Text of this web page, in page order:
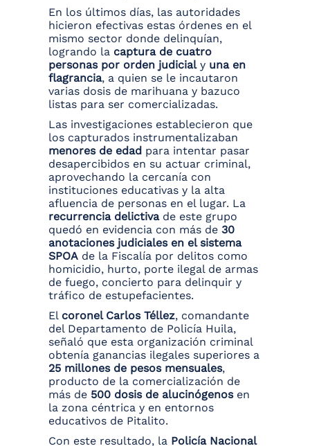
En los últimos días, las autoridades
hicieron efectivas estas órdenes en el
mismo sector donde delinquían,
logrando la captura de cuatro
personas por orden judicialy una en
flagrancia, a quien se le incautaron
varias dosis de marihuana y bazuco
listas para ser comercializadas.
Las investigaciones establecieron que
los capturados instrumentalizaban
menores de edad para intentar pasar
desapercibidos en su actuar criminal,
aprovechando la cercanía con
instituciones educativas y la alta
afluencia de personas en el lugar. La
recurrencia delictivade este grupo
quedó en evidencia con más de 30
anotaciones judiciales en el sistema
SPOA de la Fiscalía por delitos como
homicidio, hurto, porte ilegal de armas
de fuego, concierto para delinquir y
tráfico de estupefacientes.
El coronel Carlos Téllez, comandante
del Departamento de Policía Huila,
señaló que esta organización criminal
obtenía ganancias ilegales superiores a
25 millones de pesos mensuales,
producto de la comercialización de
más de 500 dosis de alucinógenosen
la zona céntrica y en entornos
educativos de Pitalito.
Con este resultado, la Policía Nacional